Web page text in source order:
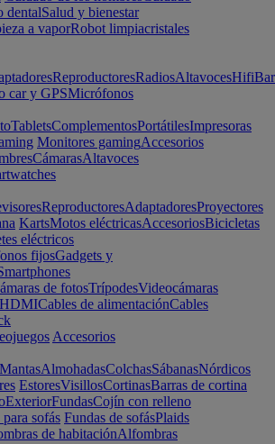
dentalSalud y bienestar
a vaporRobot limpiacristales
ReproductoresRadiosAltavocesHifi
car y GPSMicrófonos
TabletsComplementosPortátilesImpresoras
Monitores gamingAccesorios
CámarasAltavoces
ReproductoresAdaptadoresProyectores
KartsMotos eléctricasAccesoriosBicicletas
eléctricos
fijosGadgets y
de fotosTrípodesVideocámaras
Cables de alimentaciónCables
Accesorios
MantasAlmohadasColchasSábanasNórdicos
EstoresVisillosCortinasBarras de cortina
ExteriorFundasCojín con relleno
sofás Fundas de sofásPlaids
de habitaciónAlfombras